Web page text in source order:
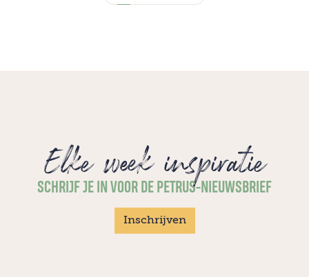
Elke week inspiratie
SCHRIJF JE IN VOOR DE PETRUS-NIEUWSBRIEF
Inschrijven